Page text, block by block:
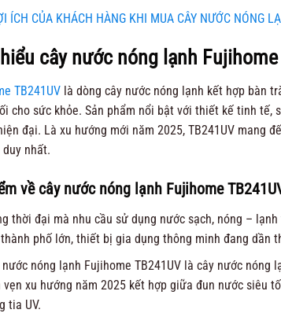
ÍCH CỦA KHÁCH HÀNG KHI MUA CÂY NƯỚC NÓNG
cây nước nóng lạnh
TB241UV là dòng cây nước nóng lạnh kết hợp bàn
cho sức khỏe. Sản phẩm nổi bật với thiết kế tinh tế,
đại. Là xu hướng mới năm 2025, TB241UV mang
nhất.
về cây nước nóng lạnh Fujihome
thời đại mà nhu cầu sử dụng nước sạch, nóng –
phố lớn, thiết bị gia dụng thông minh đang dần
nước nóng lạnh Fujihome TB241UV là cây nước
vẹn xu hướng năm 2025 kết hợp giữa đun nước siêu
tia UV.